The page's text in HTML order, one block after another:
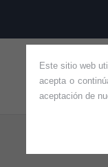
Este sitio web
acepta o
aceptación de
HOME